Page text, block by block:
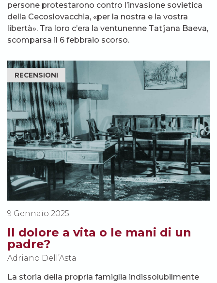
persone protestarono contro l’invasione sovietica
della Cecoslovacchia, «per la nostra e la vostra
libertà». Tra loro c’era la ventunenne Tat’jana Baeva,
scomparsa il 6 febbraio scorso.
RECENSIONI
9 Gennaio 2025
Il dolore a vita o le mani di un
padre?
Adriano Dell’Asta
La storia della propria famiglia indissolubilmente